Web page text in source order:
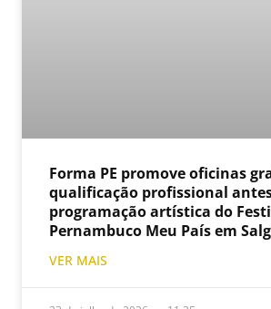
Forma PE promove oficinas
qualificação profissional
programação artística do
Pernambuco Meu País em
VER MAIS